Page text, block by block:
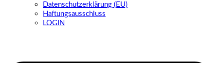
Datenschutzerklärung (EU)
Haftungsausschluss
LOGIN